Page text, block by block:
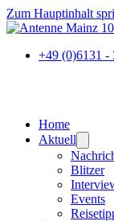
Zum Hauptinhalt
+49 (0)6131 -
Home
Aktuell
Blitzer
Events